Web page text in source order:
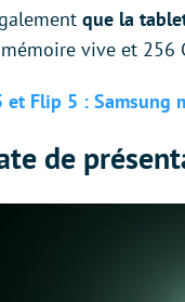
que la
vive et 256
et Flip 5 : Samsung
de